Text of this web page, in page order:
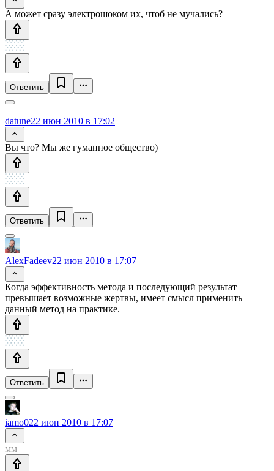
А может сразу электрошоком их, чтоб не мучались?
Ответить
datune22 июн 2010 в 17:02
Вы что? Мы же гуманное общество)
Ответить
AlexFadeev22 июн 2010 в 17:07
Когда эффективность метода и последующий результат
превышает возможные жертвы, имеет смысл применить
данный метод на практике.
Ответить
iamo022 июн 2010 в 17:07
мм